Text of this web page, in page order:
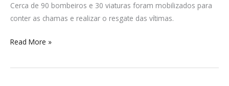
Cerca de 90 bombeiros e 30 viaturas foram mobilizados para
conter as chamas e realizar o resgate das vítimas.
carnaval
no
de
Read More »